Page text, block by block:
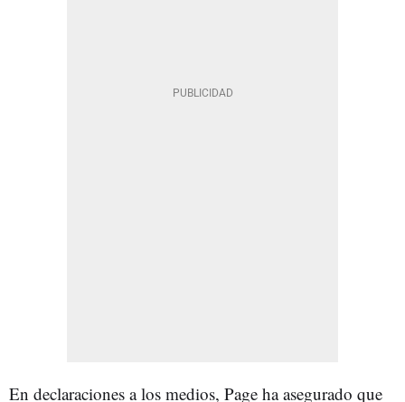
En declaraciones a los medios, Page ha asegurado que